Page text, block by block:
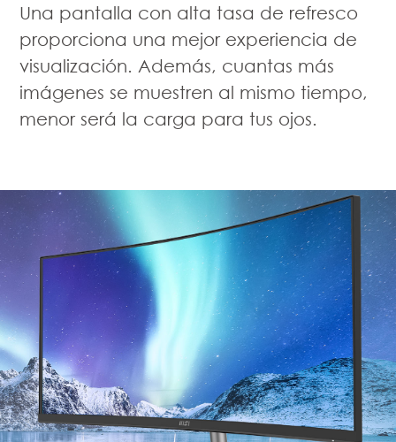
Una pantalla con alta tasa de refresco
proporciona una mejor experiencia de
visualización. Además, cuantas más
imágenes se muestren al mismo tiempo,
menor será la carga para tus ojos.